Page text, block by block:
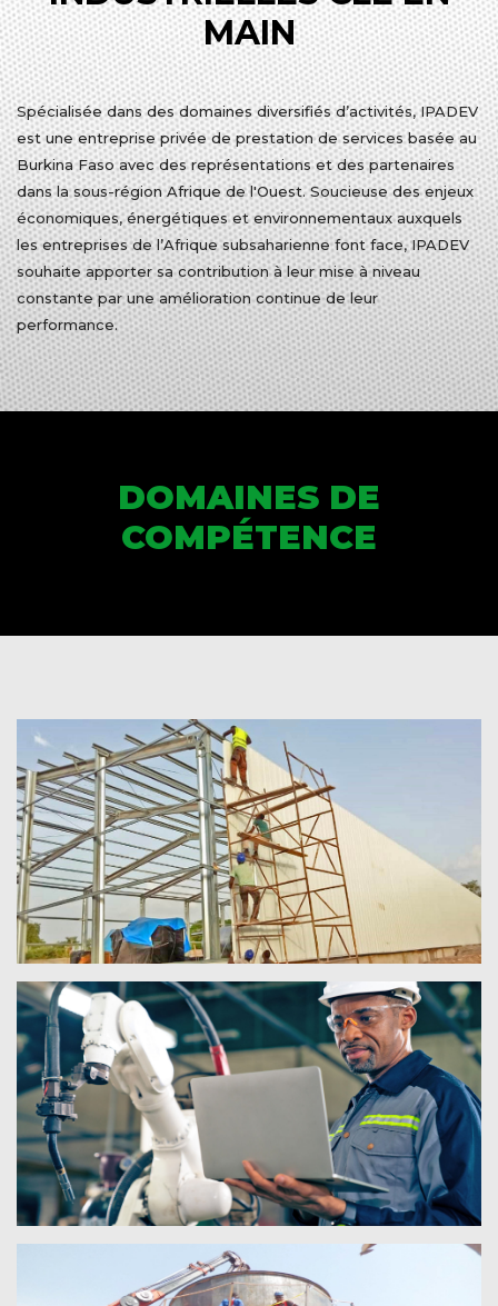
MAIN
Spécialisée dans des domaines diversifiés d’activités, IPADEV
est une entreprise privée de prestation de services basée au
Burkina Faso avec des représentations et des partenaires
dans la sous-région Afrique de l'Ouest. Soucieuse des enjeux
économiques, énergétiques et environnementaux auxquels
les entreprises de l’Afrique subsaharienne font face, IPADEV
souhaite apporter sa contribution à leur mise à niveau
constante par une amélioration continue de leur
performance.
DOMAINES DE
COMPÉTENCE